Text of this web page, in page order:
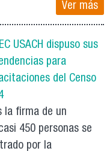
Ver más
USACH dispuso sus
para
del Censo
la firma de un
450 personas se
por la